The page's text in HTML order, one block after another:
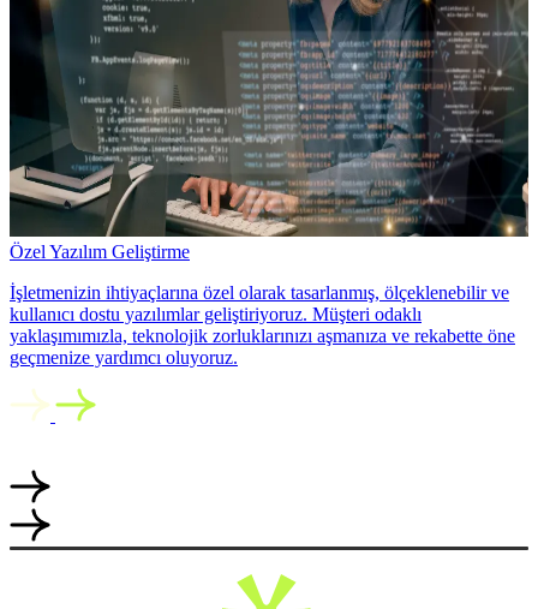
Özel Yazılım Geliştirme
İşletmenizin ihtiyaçlarına özel olarak tasarlanmış, ölçeklenebilir ve
kullanıcı dostu yazılımlar geliştiriyoruz. Müşteri odaklı
yaklaşımımızla, teknolojik zorluklarınızı aşmanıza ve rekabette öne
geçmenize yardımcı oluyoruz.